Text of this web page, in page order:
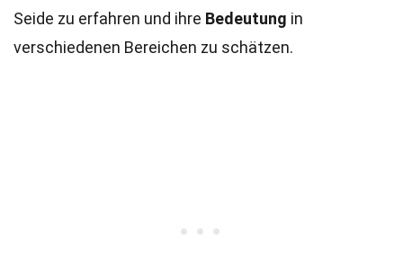
Seide zu erfahren und ihre Bedeutung in
verschiedenen Bereichen zu schätzen.